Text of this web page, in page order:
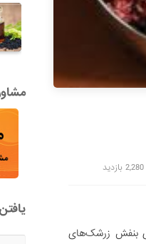
2,280 بازدید
بنفش زرشک‌های